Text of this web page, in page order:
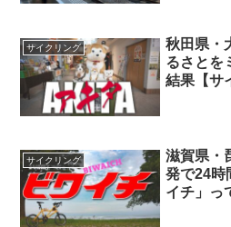
サイクリング
秋田県・
るさとを
結果【サ
サイクリング
滋賀県・
発で24時
イチ」っ